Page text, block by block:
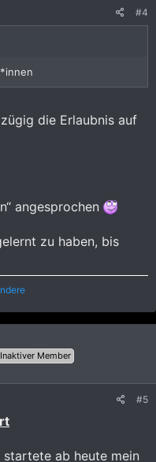
#4
die Erlaubnis auf
angesprochen
zu haben, bis
Inaktiver Member
#5
ab heute mein